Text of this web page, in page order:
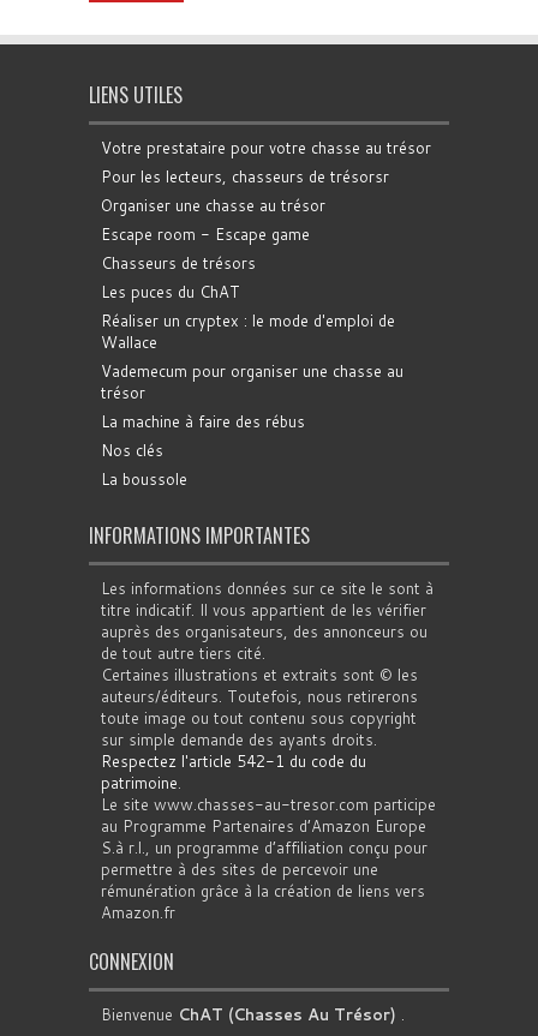
LIENS UTILES
Votre prestataire pour votre chasse au trésor
Pour les lecteurs, chasseurs de trésorsr
Organiser une chasse au trésor
Escape room - Escape game
Chasseurs de trésors
Les puces du ChAT
Réaliser un cryptex : le mode d'emploi de
Wallace
Vademecum pour organiser une chasse au
trésor
La machine à faire des rébus
Nos clés
La boussole
INFORMATIONS IMPORTANTES
Les informations données sur ce site le sont à
titre indicatif. Il vous appartient de les vérifier
auprès des organisateurs, des annonceurs ou
de tout autre tiers cité.
Certaines illustrations et extraits sont © les
auteurs/éditeurs. Toutefois, nous retirerons
toute image ou tout contenu sous copyright
sur simple demande des ayants droits.
Respectez l'article 542-1 du code du
patrimoine.
Le site www.chasses-au-tresor.com participe
au Programme Partenaires d’Amazon Europe
S.à r.l., un programme d’affiliation conçu pour
permettre à des sites de percevoir une
rémunération grâce à la création de liens vers
Amazon.fr
CONNEXION
Bienvenue ChAT (Chasses Au Trésor) .